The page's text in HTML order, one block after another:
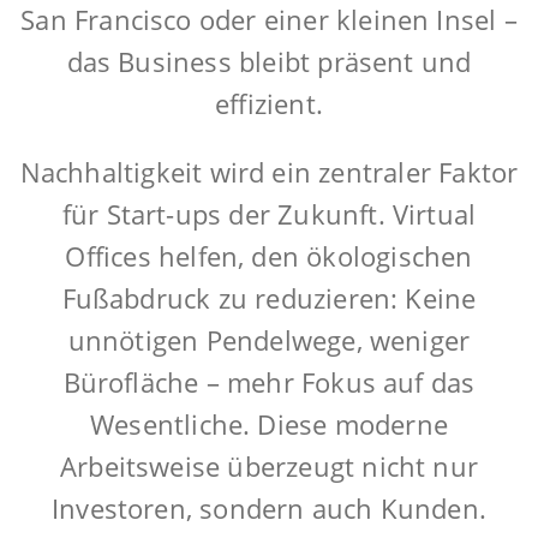
San Francisco oder einer kleinen Insel –
das Business bleibt präsent und
effizient.
Nachhaltigkeit wird ein zentraler Faktor
für Start-ups der Zukunft. Virtual
Offices helfen, den ökologischen
Fußabdruck zu reduzieren: Keine
unnötigen Pendelwege, weniger
Bürofläche – mehr Fokus auf das
Wesentliche. Diese moderne
Arbeitsweise überzeugt nicht nur
Investoren, sondern auch Kunden.